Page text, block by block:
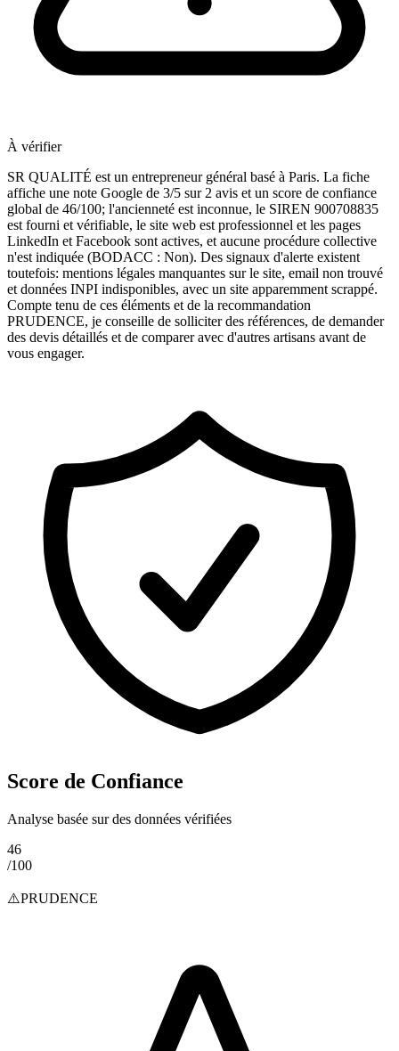
À vérifier
SR QUALITÉ est un entrepreneur général basé à Paris. La fiche
affiche une note Google de 3/5 sur 2 avis et un score de confiance
global de 46/100; l'ancienneté est inconnue, le SIREN 900708835
est fourni et vérifiable, le site web est professionnel et les pages
LinkedIn et Facebook sont actives, et aucune procédure collective
n'est indiquée (BODACC : Non). Des signaux d'alerte existent
toutefois: mentions légales manquantes sur le site, email non trouvé
et données INPI indisponibles, avec un site apparemment scrappé.
Compte tenu de ces éléments et de la recommandation
PRUDENCE, je conseille de solliciter des références, de demander
des devis détaillés et de comparer avec d'autres artisans avant de
vous engager.
Score de Confiance
Analyse basée sur des données vérifiées
46
/100
⚠️PRUDENCE